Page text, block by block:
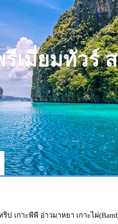
รีเมี่ยมทัวร์
เกาะพีพี อ่าวมาหยา เกาะไผ่